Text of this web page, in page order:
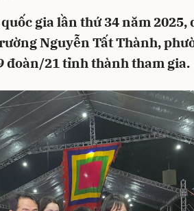
gia lần thứ 34 năm 2025,
Nguyễn Tất Thành,
đoàn/21 tỉnh thành tham gia.